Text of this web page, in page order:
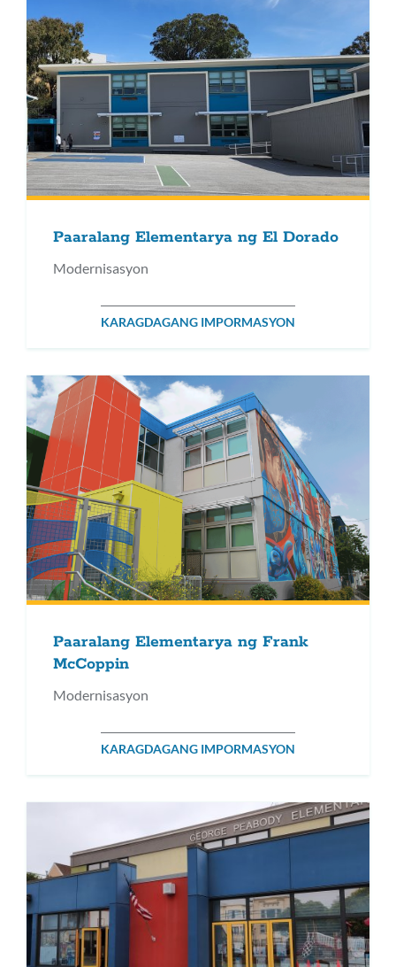
Paaralang Elementarya ng El Dorado
Modernisasyon
KARAGDAGANG IMPORMASYON
Paaralang Elementarya ng Frank
McCoppin
Modernisasyon
KARAGDAGANG IMPORMASYON